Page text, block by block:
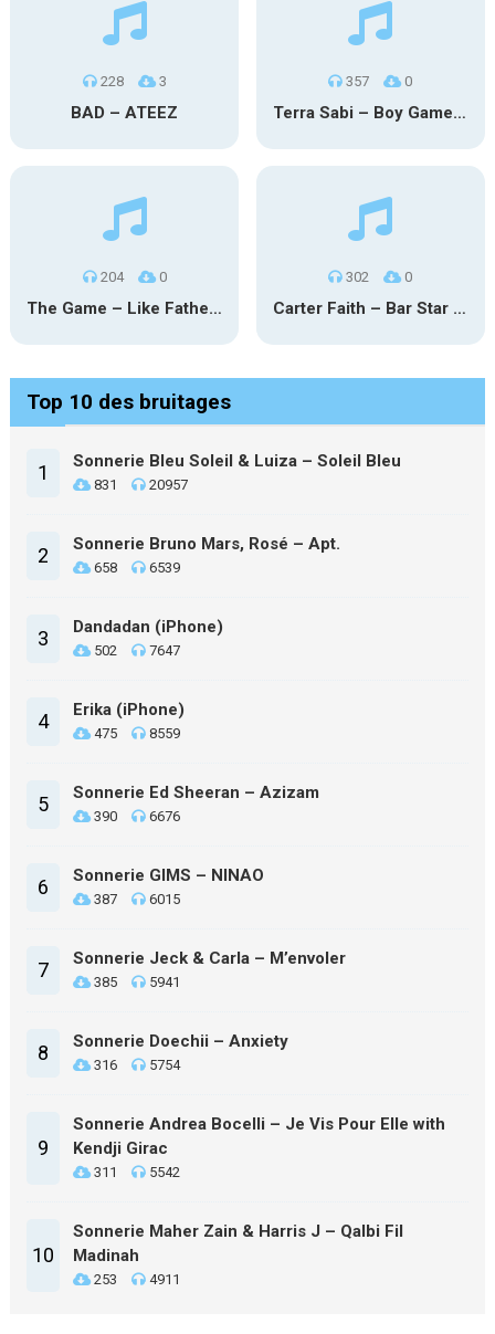
228 3
BAD – ATEEZ
357 0
Terra Sabi – Boy Game X Marcia Cruz
204 0
The Game – Like Father Like Daughter
302 0
Carter Faith – Bar Star Vevo
Top 10 des bruitages
1 Sonnerie Bleu Soleil & Luiza – Soleil Bleu
831 20957
2 Sonnerie Bruno Mars, Rosé – Apt.
658 6539
3 Dandadan (iPhone)
502 7647
4 Erika (iPhone)
475 8559
5 Sonnerie Ed Sheeran – Azizam
390 6676
6 Sonnerie GIMS – NINAO
387 6015
7 Sonnerie Jeck & Carla – M’envoler
385 5941
8 Sonnerie Doechii – Anxiety
316 5754
9
Sonnerie Andrea Bocelli – Je Vis Pour Elle with
Kendji Girac
311 5542
10
Sonnerie Maher Zain & Harris J – Qalbi Fil
Madinah
253 4911